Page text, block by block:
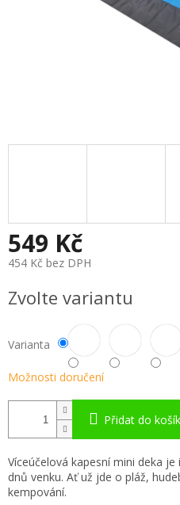
549 Kč
454 Kč bez DPH
cena:
Zvolte variantu
Varianta
Možnosti doručení
Přidat do
Víceúčelová kapesní mini deka
dnů venku. Ať už jde o pláž,
kempování.